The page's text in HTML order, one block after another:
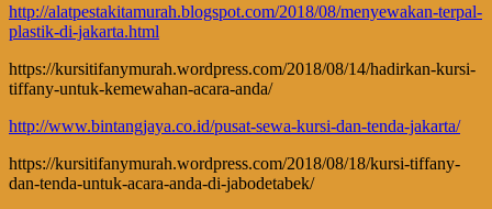
http://alatpestakitamurah.blogspot.com/2018/08/menyewakan-terpal-
plastik-di-jakarta.html
https://kursitifanymurah.wordpress.com/2018/08/14/hadirkan-kursi-
tiffany-untuk-kemewahan-acara-anda/
http://www.bintangjaya.co.id/pusat-sewa-kursi-dan-tenda-jakarta/
https://kursitifanymurah.wordpress.com/2018/08/18/kursi-tiffany-
dan-tenda-untuk-acara-anda-di-jabodetabek/